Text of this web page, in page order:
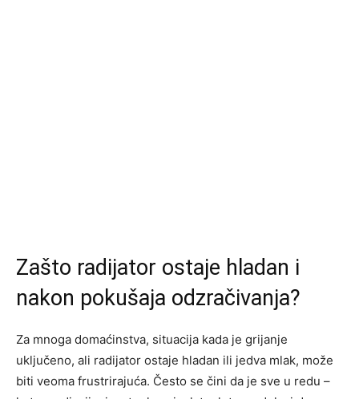
Zašto radijator ostaje hladan i
nakon pokušaja odzračivanja?
Za mnoga domaćinstva, situacija kada je grijanje
uključeno, ali radijator ostaje hladan ili jedva mlak, može
biti veoma frustrirajuća. Često se čini da je sve u redu –